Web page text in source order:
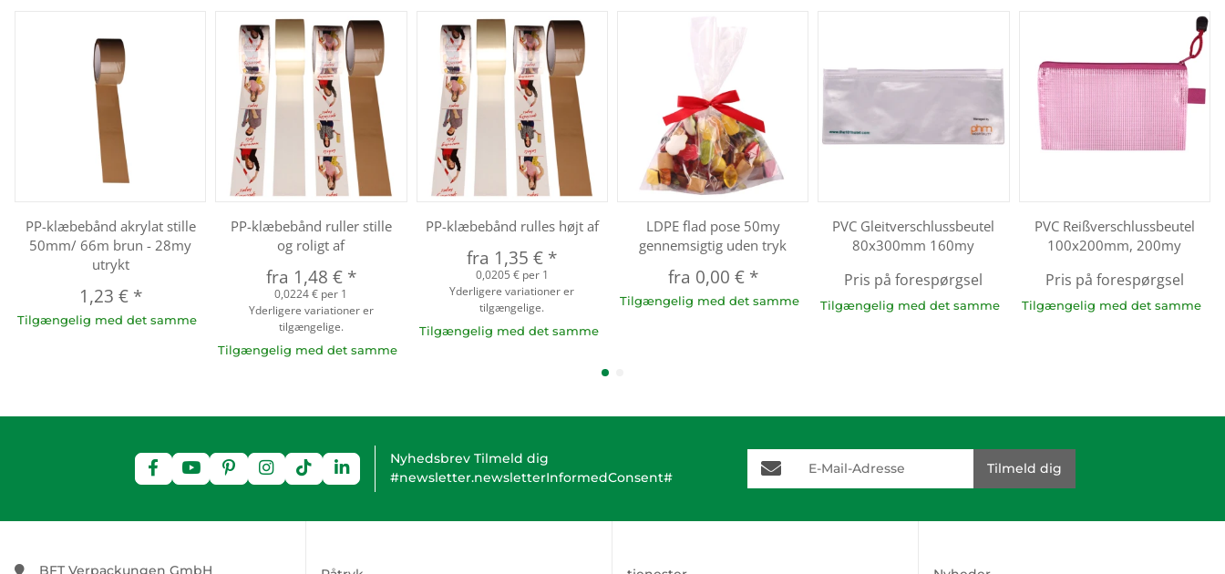
PP-klæbebånd akrylat stille
50mm/ 66m brun - 28my
utrykt
1,23 € *
Tilgængelig med det samme
PP-klæbebånd ruller stille
og roligt af
fra 1,48 € *
0,0224 € per 1
Yderligere variationer er
tilgængelige.
Tilgængelig med det samme
PP-klæbebånd rulles højt af
fra 1,35 € *
0,0205 € per 1
Yderligere variationer er
tilgængelige.
Tilgængelig med det samme
LDPE flad pose 50my
gennemsigtig uden tryk
fra 0,00 € *
Tilgængelig med det samme
PVC Gleitverschlussbeutel
80x300mm 160my
Pris på forespørgsel
Tilgængelig med det samme
PVC Reißverschlussbeutel
100x200mm, 200my
Pris på forespørgsel
Tilgængelig med det samme
Nyhedsbrev Tilmeld dig
#newsletter.newsletterInformedConsent#
E-Mail-Adresse
Tilmeld dig
BFT Verpackungen GmbH